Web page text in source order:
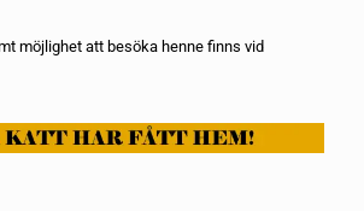
möjlighet att besöka henne finns vid